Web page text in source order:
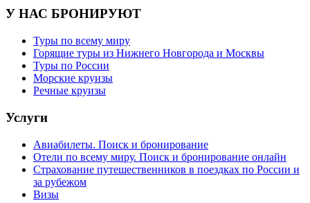
У НАС БРОНИРУЮТ
Туры по всему миру
Горящие туры из Нижнего Новгорода и Москвы
Туры по России
Морские круизы
Речные круизы
Услуги
Авиабилеты. Поиск и бронирование
Отели по всему миру. Поиск и бронирование онлайн
Страхование путешественников в поездках по России и
за рубежом
Визы